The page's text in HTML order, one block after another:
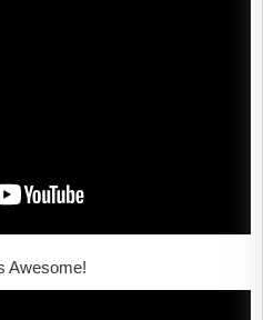
Awesome!